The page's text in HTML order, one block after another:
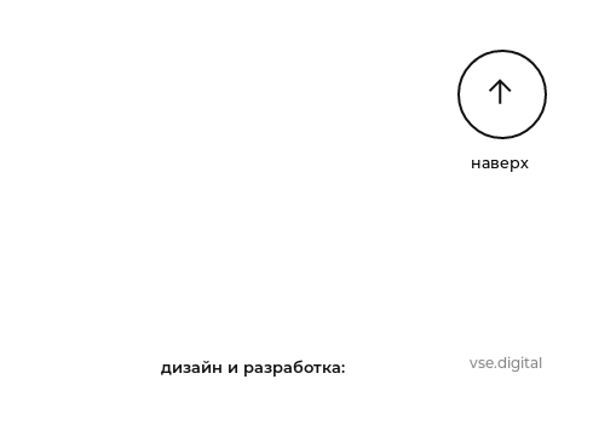
наверх
дизайн и разработка: vse.digital